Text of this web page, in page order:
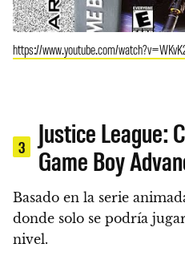
https://www.youtube.com/
3
Justice League:
Game Boy
Basado en la serie
donde solo se podría
nivel.